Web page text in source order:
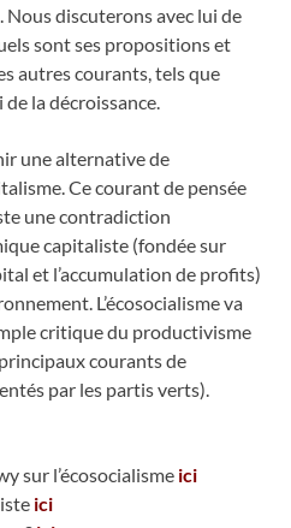
discuterons avec lui de
sont ses propositions et
autres courants, tels que
la décroissance.
une alternative de
Ce courant de pensée
une contradiction
capitaliste (fondée sur
et l’accumulation de profits)
L’écosocialisme va
critique du productivisme
courants de
par les partis verts).
sur l’écosocialisme ici
ici